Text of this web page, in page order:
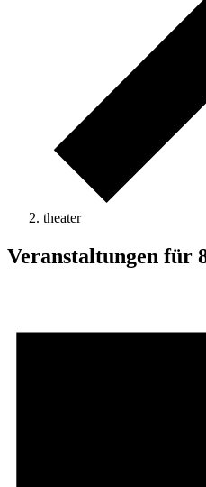
theater
Veranstaltungen für